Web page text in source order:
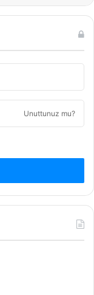
Unuttunuz mu?